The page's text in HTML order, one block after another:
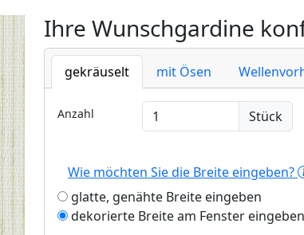
Ihre Wunschgardine
gekräuselt mit Ösen
Anzahl Stück
Wie möchten Sie die Breite eingeben?
glatte, genähte Breite eingeben
dekorierte Breite am Fenster